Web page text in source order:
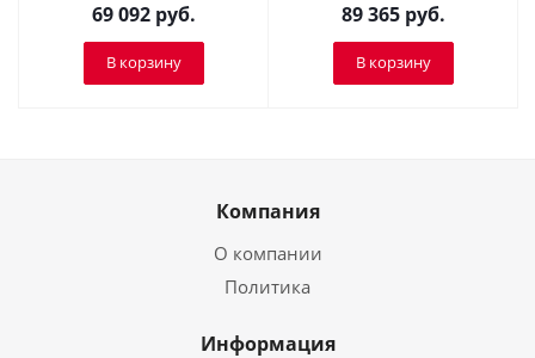
69 092 руб.
В корзину
89 365 руб.
В корзину
Компания
О компании
Политика
Информация